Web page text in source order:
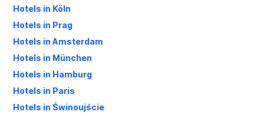
Hotels in Köln
Hotels in Prag
Hotels in Amsterdam
Hotels in München
Hotels in Hamburg
Hotels in Paris
Hotels in Świnoujście